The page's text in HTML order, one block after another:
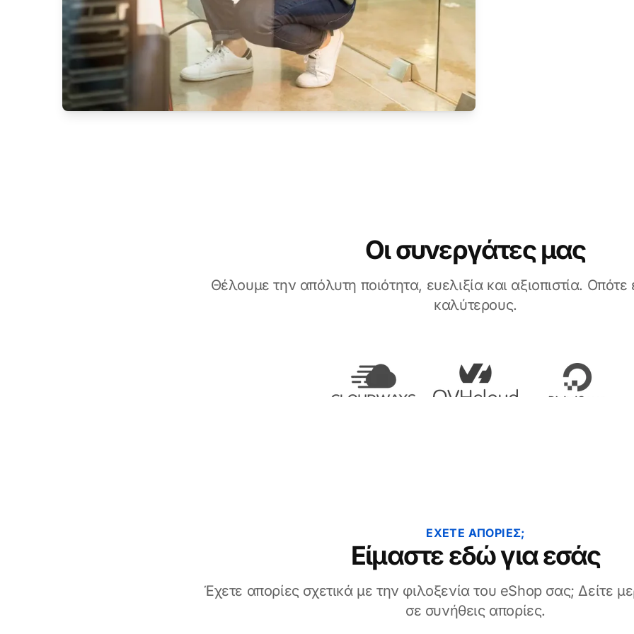
Οι συνεργάτες μας
Θέλουμε την απόλυτη ποιότητα, ευελιξία και αξιοπιστία. Οπότε
καλύτερους.
ΈΧΕΤΕ ΑΠΟΡΊΕΣ;
Είμαστε εδώ για εσάς
Έχετε απορίες σχετικά με την φιλοξενία του eShop σας; Δείτε
σε συνήθεις απορίες.